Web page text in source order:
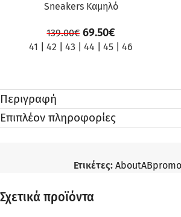
Sneakers Καμηλό
139.00€ 69.50€
41 |42 |43 |44 |45 |46
Περιγραφή
Επιπλέον πληροφορίες
Ετικέτες:
Σχετικά προϊόντα